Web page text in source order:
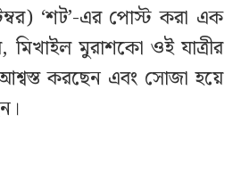
‘শট’-এর পোস্ট করা এক
মিখাইল মুরাশকো ওই যাত্রীর
করছেন এবং সোজা হয়ে